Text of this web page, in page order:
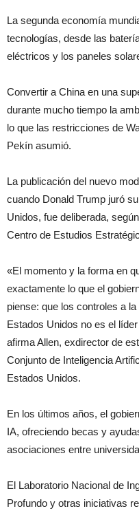
La segunda economía
tecnologías, desde las
eléctricos y los paneles
Convertir a China en una
durante mucho tiempo la
lo que las restricciones de
Pekín asumió.
La publicación del nuevo
cuando Donald Trump juró
Unidos, fue deliberada,
Centro de Estudios
«El momento y la forma en
exactamente lo que el
piense: que los controles a
Estados Unidos no es el
afirma Allen, exdirector de
Conjunto de Inteligencia
Estados Unidos.
En los últimos años, el
IA, ofreciendo becas y
asociaciones entre
El Laboratorio Nacional de
Profundo y otras iniciativas